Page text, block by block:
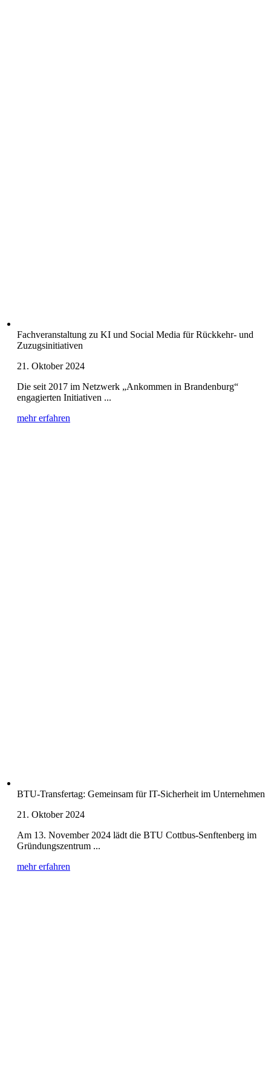
Fachveranstaltung zu KI und Social Media für Rückkehr- und
Zuzugsinitiativen
21. Oktober 2024
Die seit 2017 im Netzwerk „Ankommen in Brandenburg“
engagierten Initiativen ...
mehr erfahren
BTU-Transfertag: Gemeinsam für IT-Sicherheit im Unternehmen
21. Oktober 2024
Am 13. November 2024 lädt die BTU Cottbus-Senftenberg im
Gründungszentrum ...
mehr erfahren